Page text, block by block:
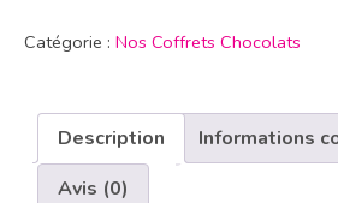
Catégorie : Nos Coffrets Chocolats
Description
Informations
Avis (0)